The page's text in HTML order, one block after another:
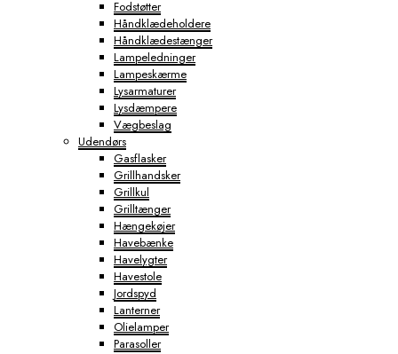
Fodstøtter
Håndklædeholdere
Håndklædestænger
Lampeledninger
Lampeskærme
Lysarmaturer
Lysdæmpere
Vægbeslag
Udendørs
Gasflasker
Grillhandsker
Grillkul
Grilltænger
Hængekøjer
Havebænke
Havelygter
Havestole
Jordspyd
Lanterner
Olielamper
Parasoller